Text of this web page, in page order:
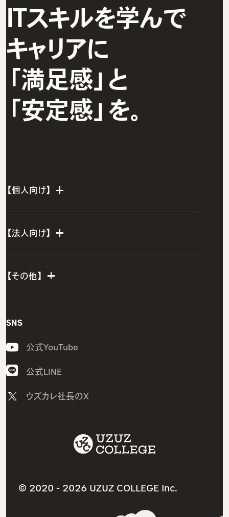
ITスキルを学んで
キャリアに
「満足感」と
「安定感」を。
【個人向け】
CCNAコース
LinuCコース
AWSコース
ウズカレマガジン（個人向け）
卒業生の就職先
【法人向け】
開発エンジニア研修
組込みエンジニア研修
AI研修
採用支援サービス
ウズカレマガジン（法人向け）
【その他】
メンバー紹介
採用情報
ニュース
ITスクールサービス
法人研修サービス
SNS
公式YouTube
公式LINE
ウズカレ社長のX
© 2020 - 2026 UZUZ COLLEGE Inc.